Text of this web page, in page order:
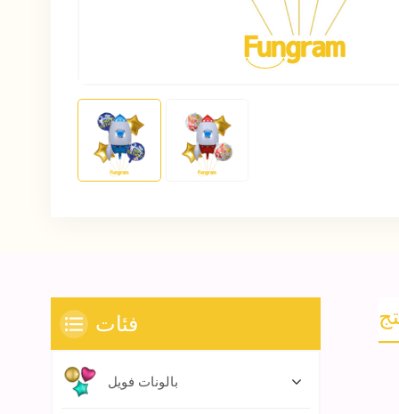
فئات
بالونات فويل